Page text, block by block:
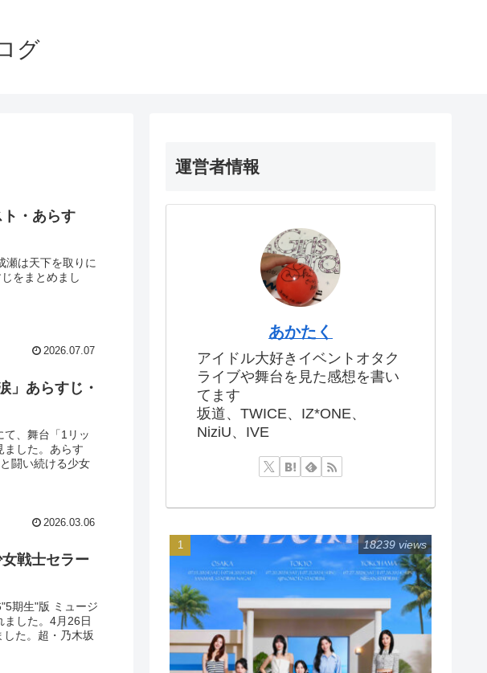
グ
・あらす
瀬は天下を取りに
をまとめまし
2026.07.07
」あらすじ・
、舞台「1リッ
ました。あらす
闘い続ける少女
2026.03.06
戦士セラー
期生"版 ミュージ
ました。4月26日
た。超・乃木坂
運営者情報
あかたく
アイドル大好きイベントオタク
ライブや舞台を見た感想を書い
てます
坂道、TWICE、IZ*ONE、
NiziU、IVE
18239 views